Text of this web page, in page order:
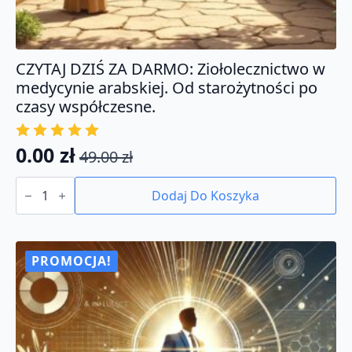
CZYTAJ DZIŚ ZA DARMO: Ziołolecznictwo w
medycynie arabskiej. Od starożytności po
czasy współczesne.
49.00zł
Pierwotna
cena
wynosiła:
49.00 zł.
0.00 zł
Aktualna
cena
wynosi:
0.00 zł.
ilość
CZYTAJ
ZA
Ziołolecznictwo
w
medycynie
arabskiej.
Od
starożytności
po
czasy
współczesne.
Dodaj Do Koszyka
PROMOCJA!